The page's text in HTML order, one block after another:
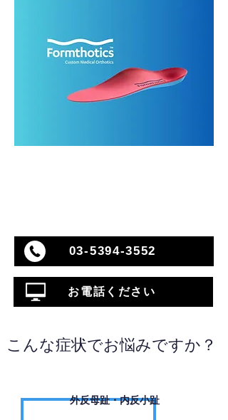
03-5394-3552
お電話ください
こんな症状でお悩みですか？
外反母趾・内反小趾